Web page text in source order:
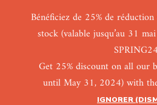
Bénéficiez de 25% de
stock (valable jusqu’au 31
SPRING24
Get 25% discount on all our
until May 31, 2024) with
IGNORER